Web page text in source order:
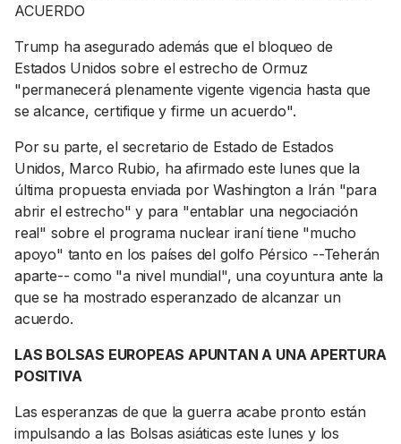
ACUERDO
Trump ha asegurado además que el bloqueo de
Estados Unidos sobre el estrecho de Ormuz
"permanecerá plenamente vigente vigencia hasta que
se alcance, certifique y firme un acuerdo".
Por su parte, el secretario de Estado de Estados
Unidos, Marco Rubio, ha afirmado este lunes que la
última propuesta enviada por Washington a Irán "para
abrir el estrecho" y para "entablar una negociación
real" sobre el programa nuclear iraní tiene "mucho
apoyo" tanto en los países del golfo Pérsico --Teherán
aparte-- como "a nivel mundial", una coyuntura ante la
que se ha mostrado esperanzado de alcanzar un
acuerdo.
LAS BOLSAS EUROPEAS APUNTAN A UNA APERTURA
POSITIVA
Las esperanzas de que la guerra acabe pronto están
impulsando a las Bolsas asiáticas este lunes y los